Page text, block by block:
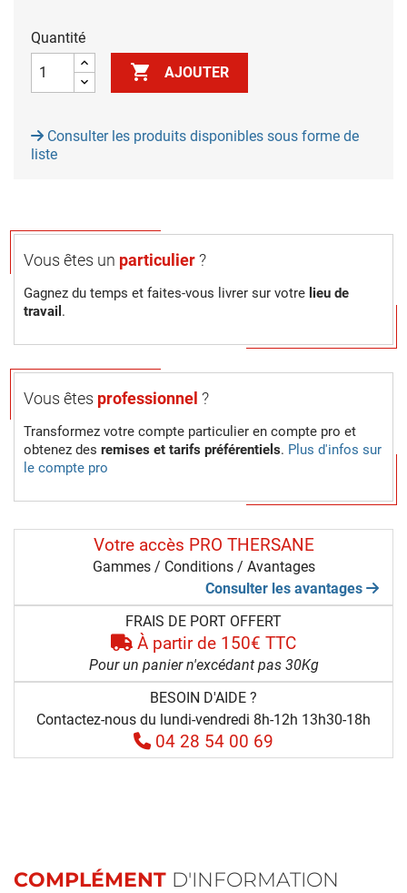
Quantité
 AJOUTER
Consulter les produits disponibles sous forme de
liste
Vous êtes un particulier?
Gagnez du temps et faites-vous livrer sur votre lieu de
travail .
Vous êtes professionnel ?
Transformez votre compte particulier en compte pro et
obtenez des remises et tarifs préférentiels. Plus d'infos sur
le compte pro
Votre accès PRO THERSANE
Gammes / Conditions / Avantages
Consulter les avantages
FRAIS DE PORT OFFERT
À partir de 150€ TTC
Pour un panier n'excédant pas 30Kg
BESOIN D'AIDE ?
Contactez-nous du lundi-vendredi 8h-12h 13h30-18h
04 28 54 00 69
COMPLÉMENT D'INFORMATION